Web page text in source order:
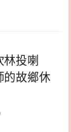
投喇
的故鄉休